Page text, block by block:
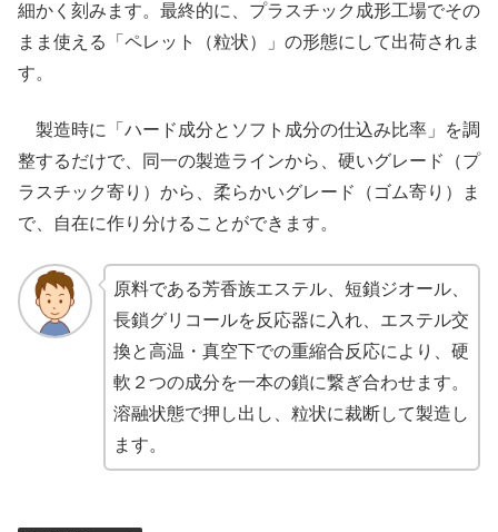
細かく刻みます。最終的に、プラスチック成形工場でその
まま使える「ペレット（粒状）」の形態にして出荷されま
す。
製造時に「ハード成分とソフト成分の仕込み比率」を調
整するだけで、同一の製造ラインから、硬いグレード（プ
ラスチック寄り）から、柔らかいグレード（ゴム寄り）ま
で、自在に作り分けることができます。
原料である芳香族エステル、短鎖ジオール、
長鎖グリコールを反応器に入れ、エステル交
換と高温・真空下での重縮合反応により、硬
軟２つの成分を一本の鎖に繋ぎ合わせます。
溶融状態で押し出し、粒状に裁断して製造し
ます。